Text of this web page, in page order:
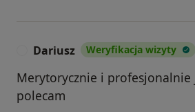
Dariusz Weryfikacja wizyty
Merytorycznie i profesjonalnie
polecam